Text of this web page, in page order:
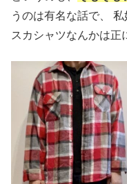
うのは有名な話で、
スカシャツなんかは正